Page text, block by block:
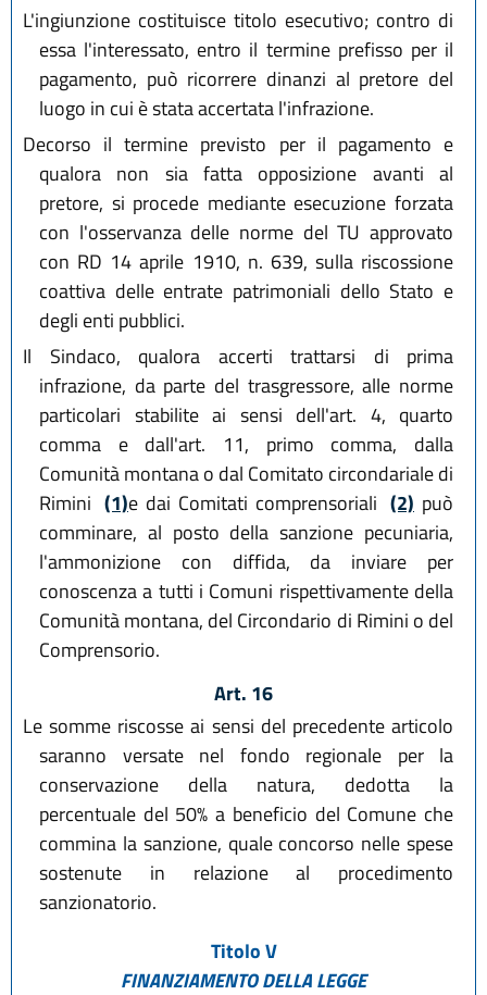
L'ingiunzione costituisce titolo esecutivo; contro di
essa l'interessato, entro il termine prefisso per il
pagamento, può ricorrere dinanzi al pretore del
luogo in cui è stata accertata l'infrazione.
Decorso il termine previsto per il pagamento e
qualora non sia fatta opposizione avanti al
pretore, si procede mediante esecuzione forzata
con l'osservanza delle norme del TU approvato
con RD 14 aprile 1910, n. 639, sulla riscossione
coattiva delle entrate patrimoniali dello Stato e
degli enti pubblici.
Il Sindaco, qualora accerti trattarsi di prima
infrazione, da parte del trasgressore, alle norme
particolari stabilite ai sensi dell'art. 4, quarto
comma e dall'art. 11, primo comma, dalla
Comunità montana o dal Comitato circondariale di
Rimini (1)e dai Comitati comprensoriali (2) può
comminare, al posto della sanzione pecuniaria,
l'ammonizione con diffida, da inviare per
conoscenza a tutti i Comuni rispettivamente della
Comunità montana, del Circondario di Rimini o del
Comprensorio.
Art. 16
Le somme riscosse ai sensi del precedente articolo
saranno versate nel fondo regionale per la
conservazione della natura, dedotta la
percentuale del 50% a beneficio del Comune che
commina la sanzione, quale concorso nelle spese
sostenute in relazione al procedimento
sanzionatorio.
Titolo V
FINANZIAMENTO DELLA LEGGE